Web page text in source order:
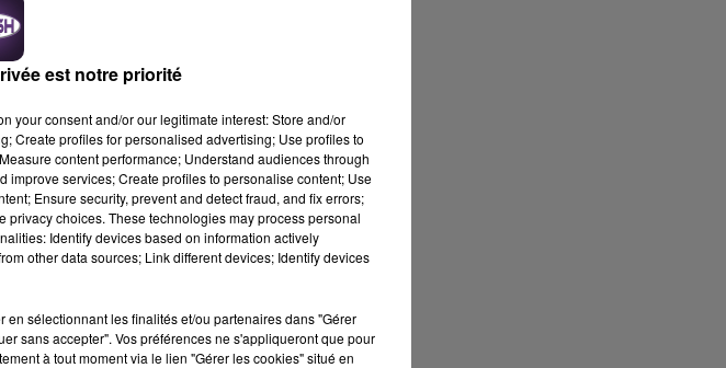
est notre priorité
your consent and/or our legitimate interest: Store and/or
Create profiles for personalised advertising; Use profiles to
content performance; Understand audiences through
improve services; Create profiles to personalise content; Use
Ensure security, prevent and detect fraud, and fix errors;
choices. These technologies may process personal
Identify devices based on information actively
other data sources; Link different devices; Identify devices
sélectionnant les finalités et/ou partenaires dans "Gérer
sans accepter". Vos préférences ne s'appliqueront que pour
à tout moment via le lien "Gérer les cookies" situé en